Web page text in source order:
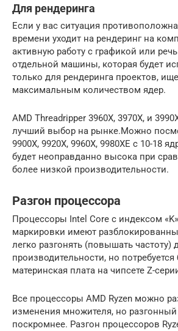
Для рендеринга
Если у вас ситуация
времени уходит на рендеринг на
активную работу с графикой или
отдельной машины, которая будет
только для рендеринга проектов,
максимальным количеством ядер.
AMD Threadripper 3960X, 3970X, и
лучший выбор на рынке.Можно
9900X, 9920X, 9960X, 9980XE с 10-18
будет неоправданно высока при
более низкой производительности.
Разгон процессора
Процессоры Intel Core с индексом
маркировки имеют
легко разгонять (повышать частоту)
производительности, но потребуется
материнская плата на чипсете Z-
Все процессоры AMD Ryzen можно
изменения множителя, но разгонный
поскромнее. Разгон процессоров